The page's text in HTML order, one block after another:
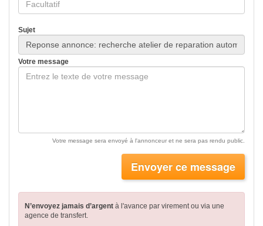
Sujet
Votre message
Votre message sera envoyé à l'annonceur et ne sera pas rendu public.
Envoyer ce message
N’envoyez jamais d’argent à l'avance par virementou via une
agence de transfert.